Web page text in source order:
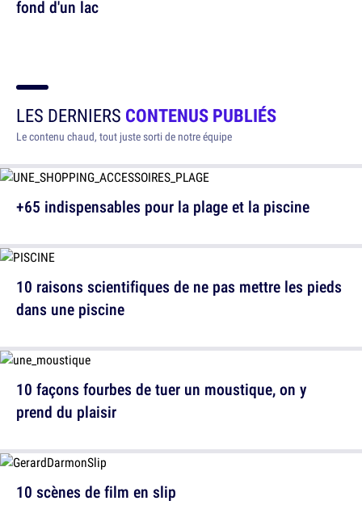
fond d'un lac
LES DERNIERS CONTENUS PUBLIÉS
Le contenu chaud, tout juste sorti de notre équipe
+65 indispensables pour la plage et la piscine
10 façons fourbes de tuer un moustique, on y
prend du plaisir
10 raisons scientifiques de ne pas mettre les pieds
dans une piscine
10 scènes de film en slip